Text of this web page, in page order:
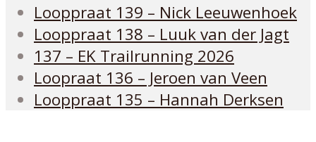
Looppraat 139 – Nick Leeuwenhoek
Looppraat 138 – Luuk van der Jagt
137 – EK Trailrunning 2026
Loopraat 136 – Jeroen van Veen
Looppraat 135 – Hannah Derksen